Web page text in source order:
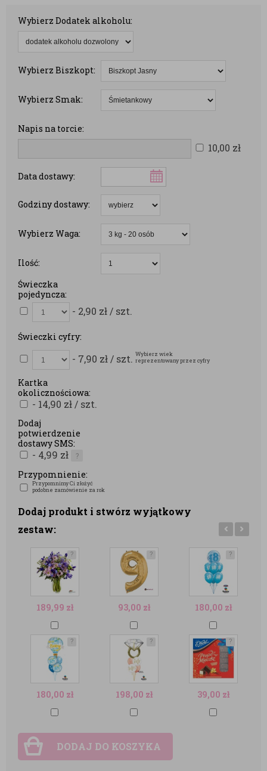
Wybierz Dodatek alkoholu:
Wybierz Biszkopt:
Wybierz Smak:
Napis na torcie:
10,00 zł
Data dostawy:
Godziny dostawy:
Wybierz Waga:
Ilość:
Świeczka
pojedyncza:
- 2,90 zł / szt.
Świeczki cyfry:
- 7,90 zł / szt. Wybierz wiek
reprezentowany przez cyfry
Kartka
okolicznościowa:
- 14,90 zł / szt.
Dodaj
potwierdzenie
dostawy SMS:
- 4,99 zł ?
Przypomnienie:
Przypomnimy Ci złożyć
podobne zamówienie za rok
Dodaj produkt i stwórz wyjątkowy
zestaw:
?
189,99 zł
?
180,00 zł
?
93,00 zł
?
198,00 zł
?
180,00 zł
?
39,00 zł
DODAJ DO KOSZYKA